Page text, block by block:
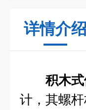
详情介绍
积木
计，其螺